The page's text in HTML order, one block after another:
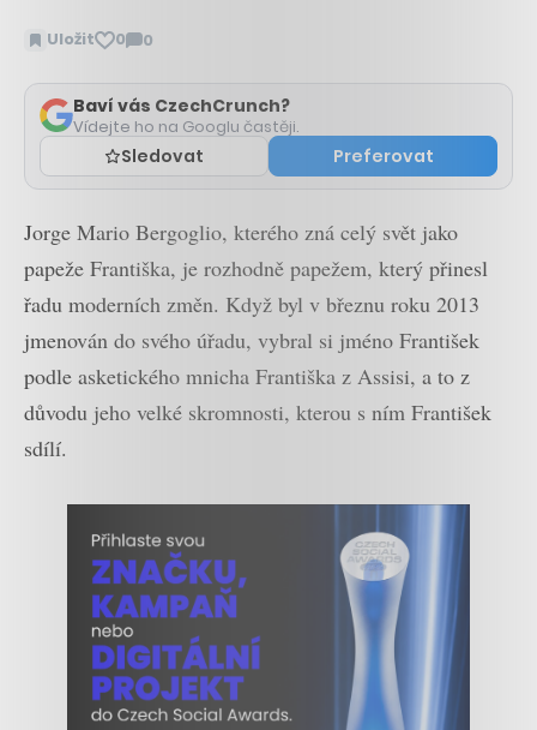
Uložit 0 0
Zobrazit
Baví vás CzechCrunch?
Vídejte ho na Googlu častěji.
Sledovat Preferovat
Jorge Mario Bergoglio, kterého zná celý svět jako
papeže Františka, je rozhodně papežem, který přinesl
řadu moderních změn. Když byl v březnu roku 2013
jmenován do svého úřadu, vybral si jméno František
podle asketického mnicha Františka z Assisi, a to z
důvodu jeho velké skromnosti, kterou s ním František
sdílí.